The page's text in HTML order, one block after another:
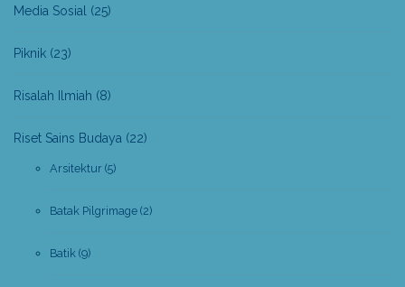
Media Sosial (25)
Piknik (23)
Risalah Ilmiah (8)
Riset Sains Budaya (22)
Arsitektur (5)
Batak Pilgrimage (2)
Batik (9)